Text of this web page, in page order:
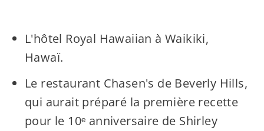
L'hôtel Royal Hawaiian à Waikiki,
Hawaï.
Le restaurant Chasen's de Beverly Hills,
qui aurait préparé la première recette
pour le 10ᵉ anniversaire de Shirley